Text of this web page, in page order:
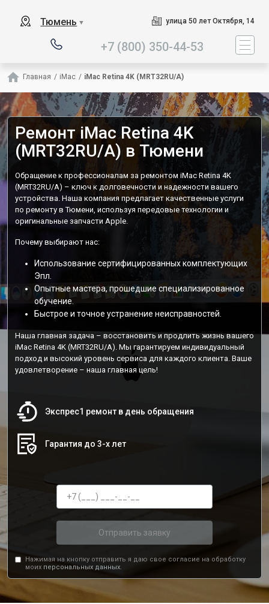
Тюмень ▼ улица 50 лет Октября, 14
+7 (800) 350-44-53
Главная / iMac / iMac Retina 4K (MRT32RU/A)
Ремонт iMac Retina 4K
(MRT32RU/A) в Тюмени
Обращение к профессионалам за ремонтом iMac Retina 4K
(MRT32RU/A) – ключ к долговечности и надежности вашего
устройства. Наша компания предлагает качественные услуги
по ремонту в Тюмени, используя передовые технологии и
оригинальные запчасти Apple.
Почему выбирают нас:
Использование сертифицированных комплектующих
Эпл.
Опытные мастера, прошедшие специализированное
обучение.
Быстрое и точное устранение неисправностей.
Наша главная задача – восстановить и продлить жизнь вашего
iMac Retina 4K (MRT32RU/A). Мы гарантируем индивидуальный
подход и высокий уровень сервиса для каждого клиента. Ваше
удовлетворение – наша главная цель!
Экспрес1 ремонт в день обращения
Гарантия до 3-х лет
Отправить заявку
Нажимая на кнопку отправить я даю свое согласие на обработку
моих персональных данных.